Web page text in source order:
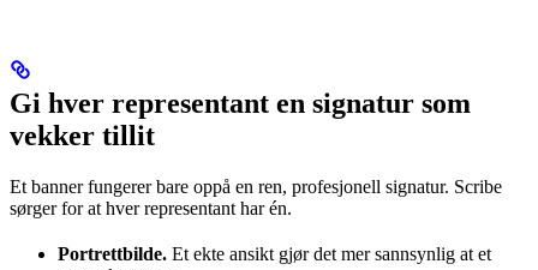
Gi hver representant en signatur som
vekker tillit
Et banner fungerer bare oppå en ren, profesjonell signatur. Scribe
sørger for at hver representant har én.
Portrettbilde. Et ekte ansikt gjør det mer sannsynlig at et